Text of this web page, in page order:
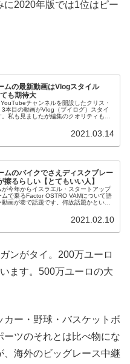
に2020年版では1位はピー
ムの最新動画はVlogスタイル
も期待大
チャンネルを開設したクリス・
3本目の動画がVlog（ブイログ）スタイ
私も見ましたが編集のクオリティも高
2021.03.14
ムのバイクでさえディスクブレー
擦るらしい【とてもいい人】
が今年からイスラエル・スタートアップ
ムで乗るFactor OSTRO VAMについて語
画が巷で話題です。何故話題かという
2021.02.10
ンがタイ。200万ユーロ
ます。500万ユーロの大
ー・野球・バスケットボ
ツのそれとは比べ物にな
、海外のビッグレース中継